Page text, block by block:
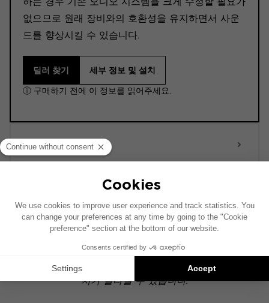
없으므로 원래 장비와의 호환성을 유지하면서 사운
드를 향상시킬 수 있습니다.
딜러 찾기 세부 정보 및 설치
ⓘ 구매하기 전에 이 정보를 읽어주세요.
ACTIVE 6.0
기준으로 제작되었습니다. 차량에 특정 하이파이 옵션
이 장착되어 있는 경우, 도면에 표시된 구성 요소의 위
치가 달라질 수 있습니다.